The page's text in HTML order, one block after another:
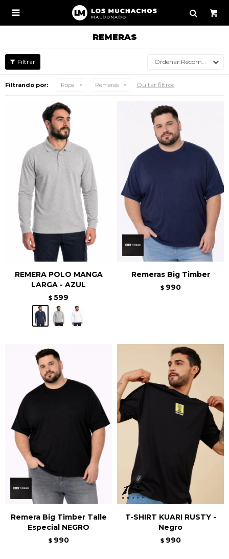

REMERAS
Recomendados
Filtrando por: Ropa Remeras Quitar filtros
REMERA POLO MANGA
LARGA - AZUL
$ 599
Remeras Big Timber
$ 990
Remera Big Timber Talle
Especial NEGRO
$ 990
T-SHIRT KUARI RUSTY -
Negro
$ 990